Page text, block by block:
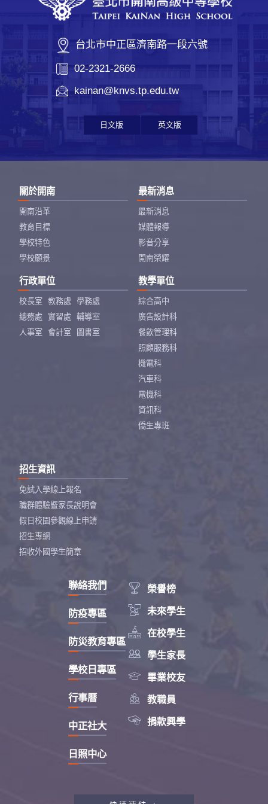
台北市中正區濟南路一段六號
02-2321-2666
kainan@knvs.tp.edu.tw
日文版 英文版
關於開南
開南沿革
教育目標
學校特色
學校願景
最新消息
最新消息
媒體報導
影音分享
開南榮耀
行政單位
校長室 教務處
學務處
總務處
實習處
輔導室
人事室
會計室 圖書室
教學單位
綜合高中
廣告設計科
餐飲管理科
照顧服務科
機電科
汽車科
電機科
資訊科
僑生專班
招生資訊
免試入學線上報名
職群體驗暨家長說明會
假日校園參觀線上申請
招生專網
招收外國學生簡章
 榮譽榜
 未來學生
 在校學生
 學生家長
 畢業校友
 教職員
 捐款興學
聯絡我們
防疫專區
防災教育專區
學校日專區
行事曆
中正社大
日照中心